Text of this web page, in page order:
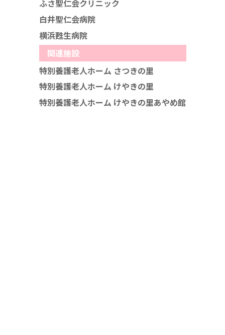
ふさ聖仁会クリニック
白井聖仁会病院
横浜甦生病院
関連施設
特別養護老人ホーム さつきの里
特別養護老人ホーム けやきの里
特別養護老人ホーム けやきの里あやめ館